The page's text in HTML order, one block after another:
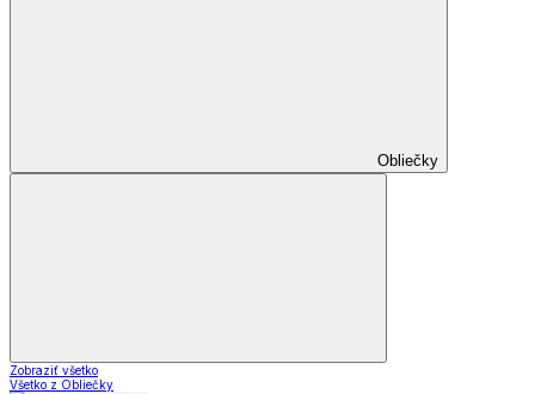
Obliečky
Zobraziť všetko
Všetko z Obliečky